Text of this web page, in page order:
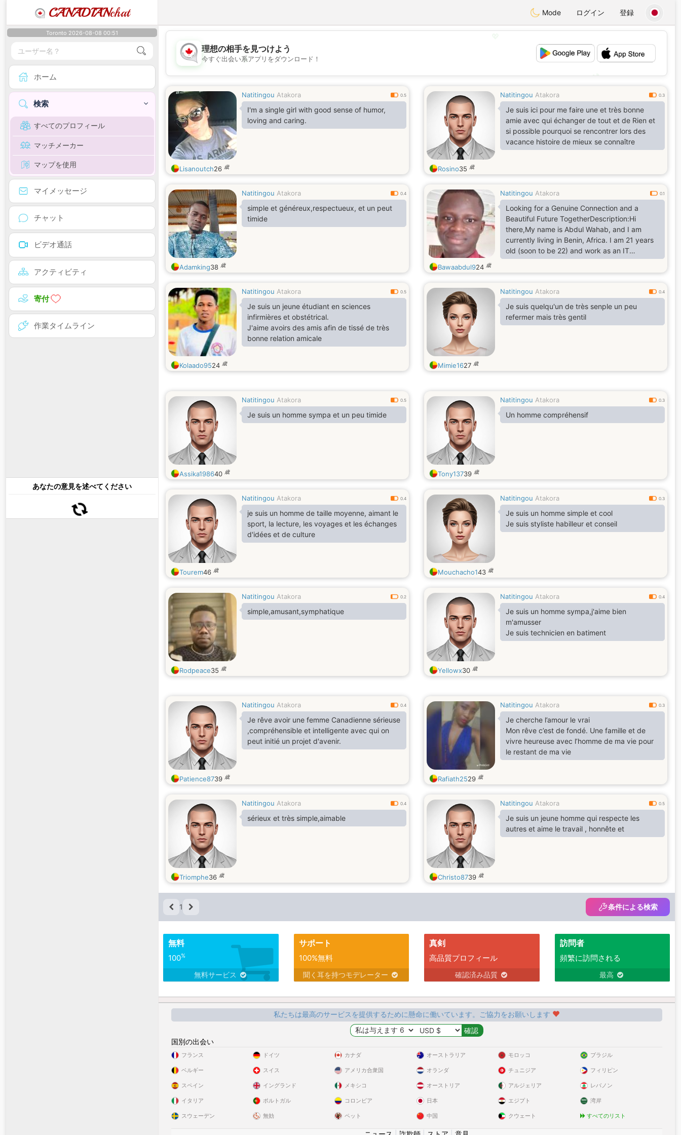
CANADIANchat Mode ログイン 登録
Toronto 2026-08-08 00:51
ホーム
検索
すべてのプロフィール
マッチメーカー
マップを使用
マイメッセージ
チャット
ビデオ通話
アクティビティ
寄付
作業タイムライン
あなたの意見を述べてください
💖
💕
理想の相手を見つけよう
今すぐ出会い系アプリをダウンロード！
Natitingou Atakora 0.5
I'm a single girl with good sense of humor,
loving and caring.
Lisanoutch26 歳
Natitingou Atakora 0.3
Je suis ici pour me faire une et très bonne
amie avec qui échanger de tout et de Rien et
si possible pourquoi se rencontrer lors des
vacance histoire de mieux se connaître
Rosino35 歳
Natitingou Atakora 0.4
simple et généreux,respectueux, et un peut
timide
Adamking38 歳
Natitingou Atakora 0.1
Looking for a Genuine Connection and a
Beautiful Future TogetherDescription:Hi
there,My name is Abdul Wahab, and I am
currently living in Benin, Africa. I am 21 years
old (soon to be 22) and work as an IT
professional. I am looking for a serious and
meaningful relationship with a Canadian
future together in Canada.
Age: 21 years old (soon to be 22)Profession:
IT professionalPassions: I love programming,
new technologies, and everything related to
Bawaabdul924 歳
Natitingou Atakora 0.5
Je suis un jeune étudiant en sciences
infirmières et obstétrical.
J'aime avoirs des amis afin de tissé de très
bonne relation amicale
Kolaado9524 歳
Natitingou Atakora 0.4
Je suis quelqu'un de très senple un peu
refermer mais très gentil
Mimie1627 歳
Natitingou Atakora 0.5
Je suis un homme sympa et un peu timide
Assika198640 歳
Natitingou Atakora 0.3
Un homme compréhensif
Tony13739 歳
Natitingou Atakora 0.4
je suis un homme de taille moyenne, aimant le
sport, la lecture, les voyages et les échanges
d'idées et de culture
Tourem46 歳
Natitingou Atakora 0.3
Je suis un homme simple et cool
Je suis styliste habilleur et conseil
Mouchacho143 歳
Natitingou Atakora 0.2
simple,amusant,symphatique
Rodpeace35 歳
Natitingou Atakora 0.4
Je suis un homme sympa,j'aime bien
m'amusser
Je suis technicien en batiment
Yellowx30 歳
Natitingou Atakora 0.4
Je rêve avoir une femme Canadienne sérieuse
,compréhensible et intelligente avec qui on
peut initié un projet d'avenir.
Patience8739 歳
Natitingou Atakora 0.3
Je cherche l’amour le vrai
Mon rêve c’est de fondé. Une famille et de
vivre heureuse avec l’homme de ma vie pour
le restant de ma vie
Rafiath2529 歳
Natitingou Atakora 0.4
sérieux et très simple,aimable
Triomphe36 歳
Natitingou Atakora 0.5
Je suis un jeune homme qui respecte les
autres et aime le travail , honnête et
Christo8739 歳
1 条件による検索
無料
100%
無料サービス
サポート
100%無料
聞く耳を持つモデレーター
真剣
高品質プロフィール
確認済み品質
訪問者
頻繁に訪問される
最高
私たちは最高のサービスを提供するために懸命に働いています。ご協力をお願いします
国別の出会い
フランス
ベルギー
スペイン
イタリア
スウェーデン
ドイツ
スイス
イングランド
ポルトガル
無効
カナダ
アメリカ合衆国
メキシコ
コロンビア
ペット
オーストラリア
オランダ
オーストリア
日本
中国
モロッコ
チュニジア
アルジェリア
エジプト
クウェート
ブラジル
フィリピン
レバノン
湾岸
すべてのリスト